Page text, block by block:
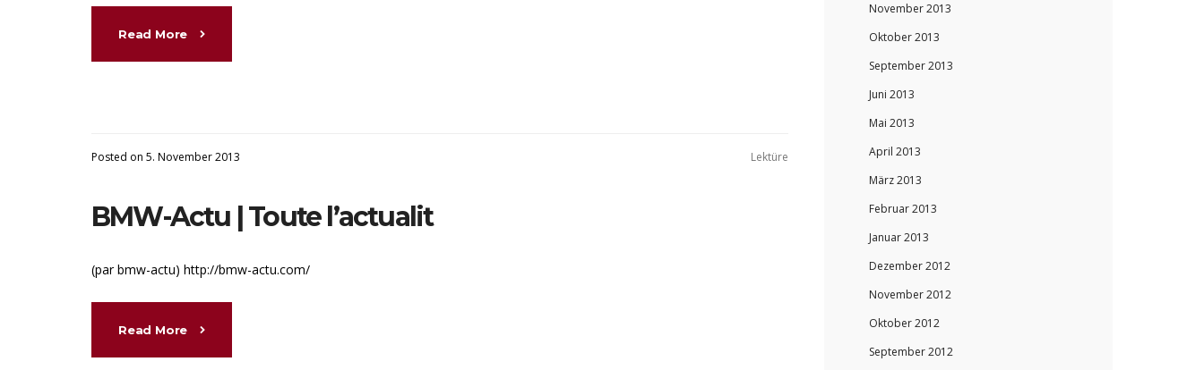
Read More
Posted on 5. November 2013 Lektüre
BMW-Actu | Toute l’actualit
(par bmw-actu) http://bmw-actu.com/
Read More
November 2013
Oktober 2013
September 2013
Juni 2013
Mai 2013
April 2013
März 2013
Februar 2013
Januar 2013
Dezember 2012
November 2012
Oktober 2012
September 2012